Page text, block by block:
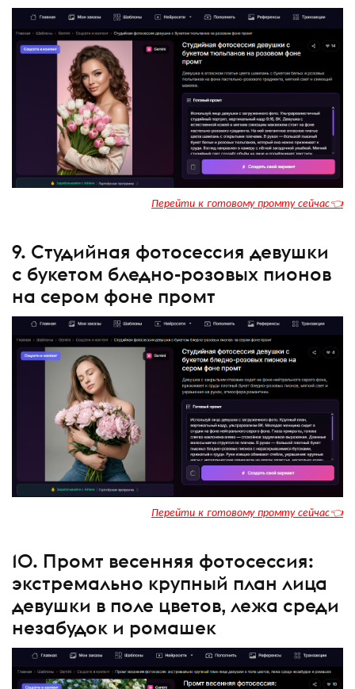
Перейти к готовому промту сейчас👈
9. Студийная фотосессия девушки
с букетом бледно-розовых пионов
на сером фоне промт
Перейти к готовому промту сейчас👈
10. Промт весенняя фотосессия:
экстремально крупный план лица
девушки в поле цветов, лежа среди
незабудок и ромашек